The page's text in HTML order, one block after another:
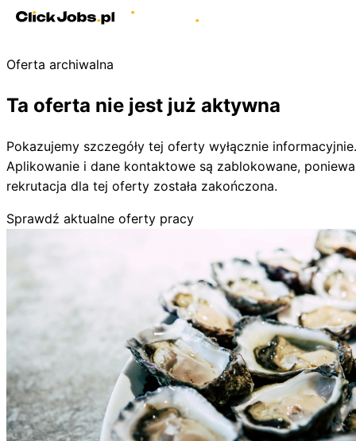
Oferta archiwalna
Ta oferta nie jest już aktywna
Pokazujemy szczegóły tej oferty wyłącznie informacyjnie.
Aplikowanie i dane kontaktowe są zablokowane,
rekrutacja dla tej oferty została zakończona.
Sprawdź aktualne oferty pracy